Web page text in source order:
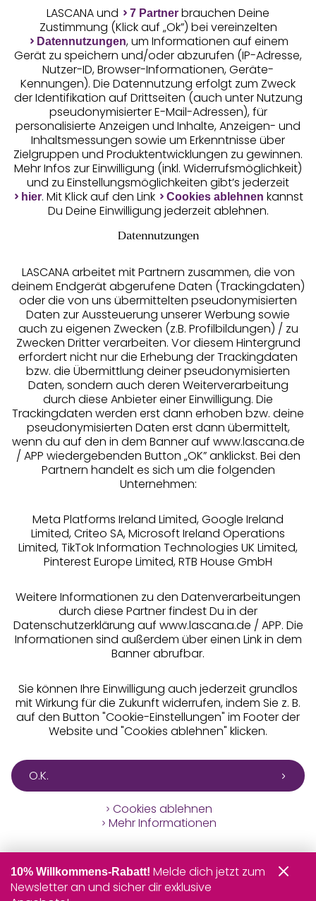
Geprüfte Sicherheit
Unsere Apps
Services
Beratung
Über uns
Rechtliches
Alle Preise inkl. MwSt., zzgl.
Versandkosten
LASCANA und 7 Partner brauchen Deine
Zustimmung (Klick auf „Ok”) bei vereinzelten
Datennutzungen, um Informationen auf einem
Gerät zu speichern und/oder abzurufen (IP-Adresse,
Nutzer-ID, Browser-Informationen, Geräte-
Kennungen). Die Datennutzung erfolgt zum Zweck
der Identifikation auf Drittseiten (auch unter Nutzung
pseudonymisierter E-Mail-Adressen), für
personalisierte Anzeigen und Inhalte, Anzeigen- und
Inhaltsmessungen sowie um Erkenntnisse über
Zielgruppen und Produktentwicklungen zu gewinnen.
Mehr Infos zur Einwilligung (inkl. Widerrufsmöglichkeit)
und zu Einstellungsmöglichkeiten gibt’s jederzeit
hier. Mit Klick auf den Link Cookies ablehnen kannst
Du Deine Einwilligung jederzeit ablehnen.
Datennutzungen
LASCANA arbeitet mit Partnern zusammen, die von
deinem Endgerät abgerufene Daten (Trackingdaten)
oder die von uns übermittelten pseudonymisierten
Daten zur Aussteuerung unserer Werbung sowie
auch zu eigenen Zwecken (z.B. Profilbildungen) / zu
Zwecken Dritter verarbeiten. Vor diesem Hintergrund
erfordert nicht nur die Erhebung der Trackingdaten
bzw. die Übermittlung deiner pseudonymisierten
Daten, sondern auch deren Weiterverarbeitung
durch diese Anbieter einer Einwilligung. Die
Trackingdaten werden erst dann erhoben bzw. deine
pseudonymisierten Daten erst dann übermittelt,
wenn du auf den in dem Banner auf www.lascana.de
/ APP wiedergebenden Button „OK” anklickst. Bei den
Partnern handelt es sich um die folgenden
Unternehmen:
Meta Platforms Ireland Limited, Google Ireland
Limited, Criteo SA, Microsoft Ireland Operations
Limited, TikTok Information Technologies UK Limited,
Pinterest Europe Limited, RTB House GmbH
Weitere Informationen zu den Datenverarbeitungen
durch diese Partner findest Du in der
Datenschutzerklärung auf www.lascana.de / APP. Die
Informationen sind außerdem über einen Link in dem
Banner abrufbar.
Sie können Ihre Einwilligung auch jederzeit grundlos
mit Wirkung für die Zukunft widerrufen, indem Sie z. B.
auf den Button "Cookie-Einstellungen" im Footer der
Website und "Cookies ablehnen" klicken.
O.K.
Cookies ablehnen
Mehr Informationen
10% Willkommens-Rabatt! Melde dich jetzt zum
Newsletter an und sicher dir exklusive